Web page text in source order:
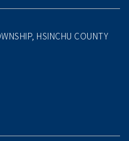
HSINCHU COUNTY